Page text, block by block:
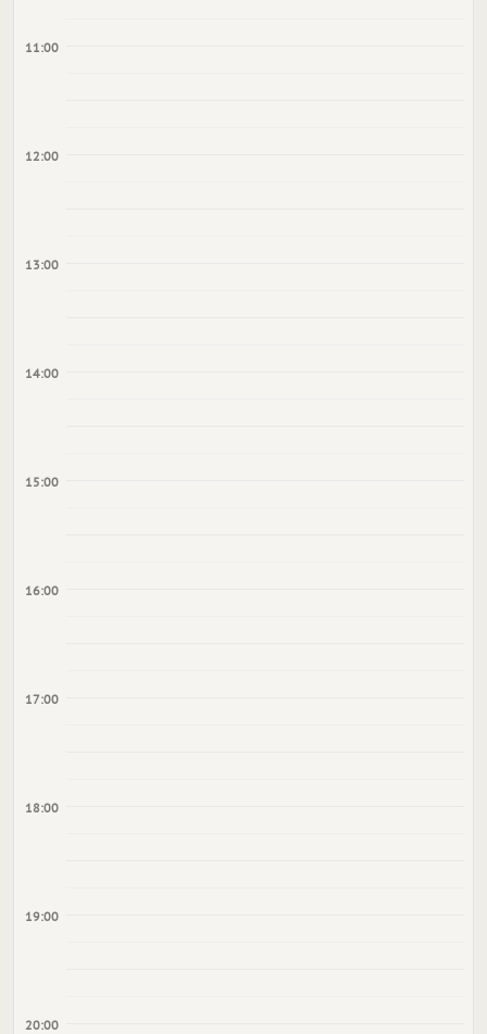
11:00
12:00
13:00
14:00
15:00
16:00
17:00
18:00
19:00
20:00